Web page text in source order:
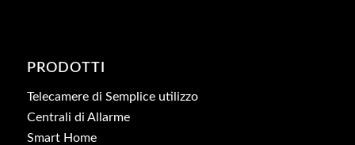
PRODOTTI
Telecamere di Semplice utilizzo
Centrali di Allarme
Smart Home